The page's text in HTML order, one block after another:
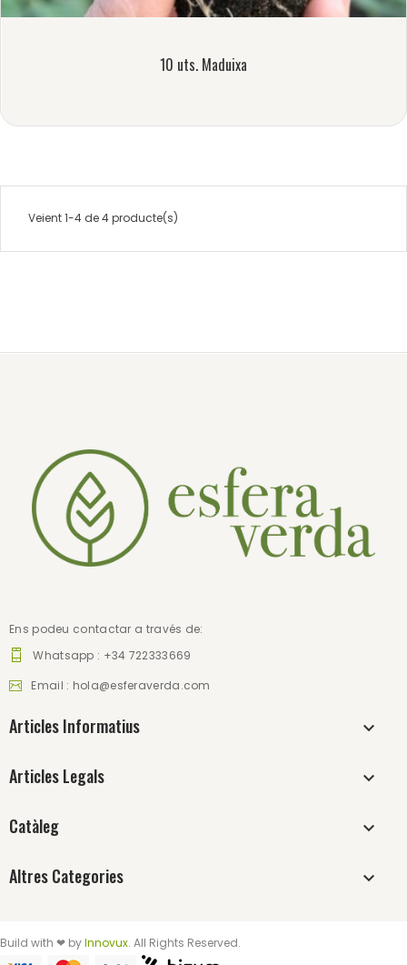
10 uts. Maduixa
Veient 1-4 de 4 producte(s)
Ens podeu contactar a través de:
Whatsapp : +34 722333669
Email : hola@esferaverda.com
Articles Informatius
Articles Legals
Catàleg
Altres Categories
Build with ❤ byInnovux. All Rights Reserved.